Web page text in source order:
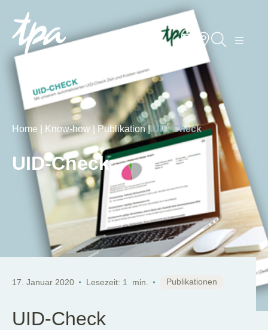
Knowhow
Services
Branchen
Über Uns
Karriere
Kontakt
Standorte
Home | Know-how | Publikation |UID-Check
UID-Check
17. Januar 2020 Lesezeit: 1 min. Publikationen
UID-Check